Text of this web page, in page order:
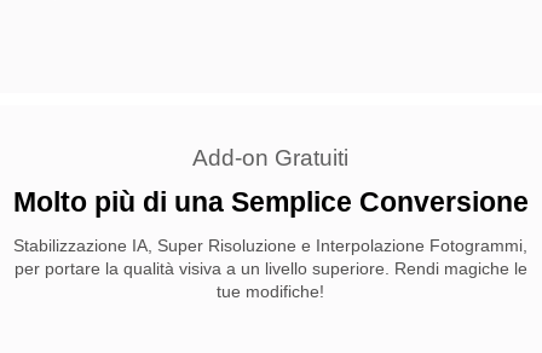
Add-on Gratuiti
Molto più di una Semplice Conversione
Stabilizzazione IA, Super Risoluzione e Interpolazione Fotogrammi,
per portare la qualità visiva a un livello superiore. Rendi magiche le
tue modifiche!